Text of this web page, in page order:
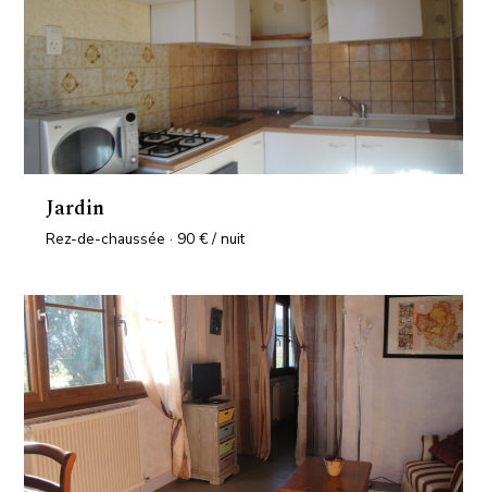
Jardin
Rez-de-chaussée · 90 € / nuit